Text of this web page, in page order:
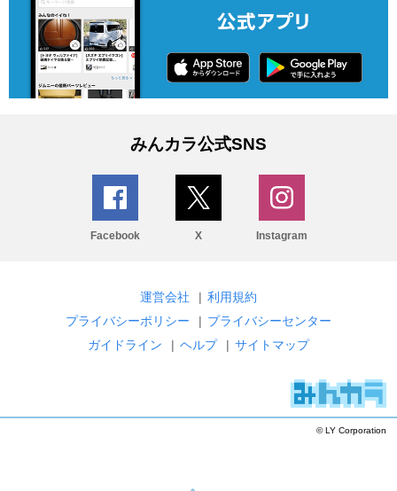
みんカラ公式SNS
Facebook X Instagram
運営会社 | 利用規約
プライバシーポリシー
| プライバシーセンター
ガイドライン
| ヘルプ | サイトマップ
© LY Corporation